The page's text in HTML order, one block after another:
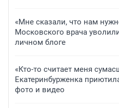
«Мне сказали, что нам
Московского врача
личном блоге
«Кто-то считает меня
Екатеринбурженка
фото и видео